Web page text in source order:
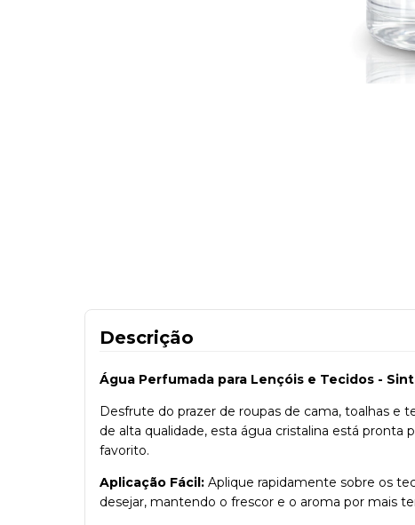
Descrição
Água Perfumada para Lençóis e Tecidos -
Desfrute do prazer de roupas de cama, toalhas e
de alta qualidade, esta água cristalina está
favorito.
Aplicação Fácil: Aplique rapidamente sobre os
desejar, mantendo o frescor e o aroma por mais